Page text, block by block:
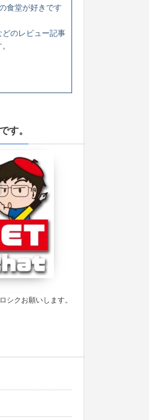
食堂が好きです
のレビュー記事
す。
シクお願いします。